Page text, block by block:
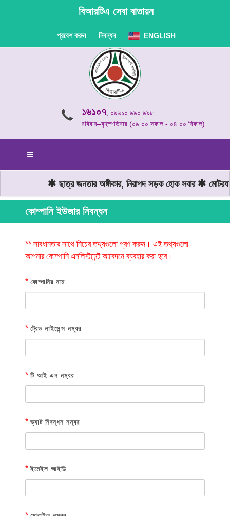
বিআরটিএ সেবা বাতায়ন
প্রবেশ করুন নিবন্ধন ENGLISH
১৬১০৭, ০৯৬১০ ৯৯০ ৯৯৮
রবিবার–বৃহস্পতিবার (০৯.০০ সকাল - ০৪.০০ বিকাল)
ছাত্র জনতার অঙ্গীকার, নিরাপদ সড়ক হোক সবার
কোম্পানি ইউজার নিবন্ধন
** সাবধানতার সাথে নিচের তথ্যগুলো পূরণ করুন। এই তথ্যগুলো
আপনার কোম্পানি এনলিস্টমেন্ট আবেদনে ব্যবহার করা হবে।
* কোম্পানির নাম
* ট্রেড লাইসেন্স নম্বর
* টি আই এন নম্বর
* ভ্যাট নিবন্ধন নম্বর
* ইমেইল আইডি